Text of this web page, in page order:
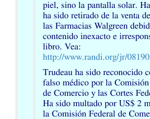
piel, sino la pantalla solar.
ha sido retirado de la venta
las Farmacias Walgreen
contenido inexacto e
libro. Vea:
http://www.randi.org/jr/
Trudeau ha sido reconocido
falso médico por la
de Comercio y las Cortes
Ha sido multado porUS$ 2
la Comisión Federal de